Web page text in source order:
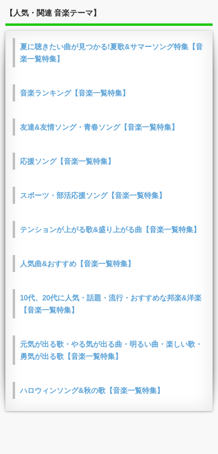
【人気・関連 音楽テーマ】
夏に聴きたい曲が見つかる!夏歌&サマーソング特集【音
楽一覧特集】
音楽ランキング【音楽一覧特集】
友達&友情ソング・青春ソング【音楽一覧特集】
応援ソング【音楽一覧特集】
スポーツ・部活応援ソング【音楽一覧特集】
テンションが上がる歌&盛り上がる曲【音楽一覧特集】
人気曲&おすすめ【音楽一覧特集】
10代、20代に人気・話題・流行・おすすめな邦楽&洋楽
【音楽一覧特集】
元気が出る歌・やる気が出る曲・明るい曲・楽しい歌・
勇気が出る歌【音楽一覧特集】
ハロウィンソング&秋の歌【音楽一覧特集】